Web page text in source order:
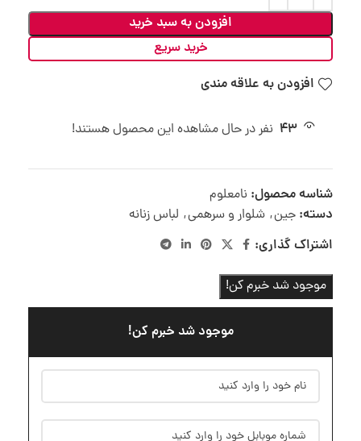
افزودن به سبد خرید
خرید سریع
افزودن به علاقه مندی
43 نفر در حال مشاهده این محصول هستند!
شناسه محصول: نامعلوم
دسته: جین, شلوار و سرهمی, لباس زنانه
اشتراک گذاری:
موجود شد خبرم کن!
موجود شد خبرم کن!